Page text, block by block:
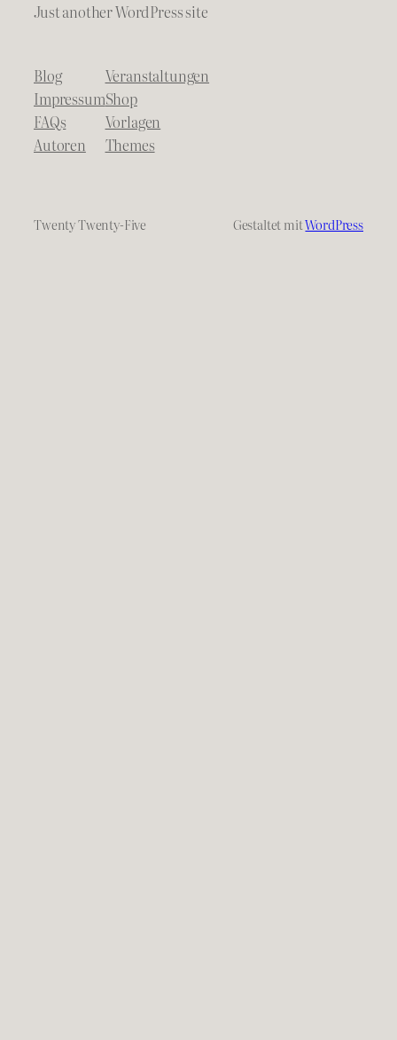
Just another WordPress site
Blog
Impressum
FAQs
Autoren
Veranstaltungen
Shop
Vorlagen
Themes
Twenty Twenty-Five Gestaltet mitWordPress